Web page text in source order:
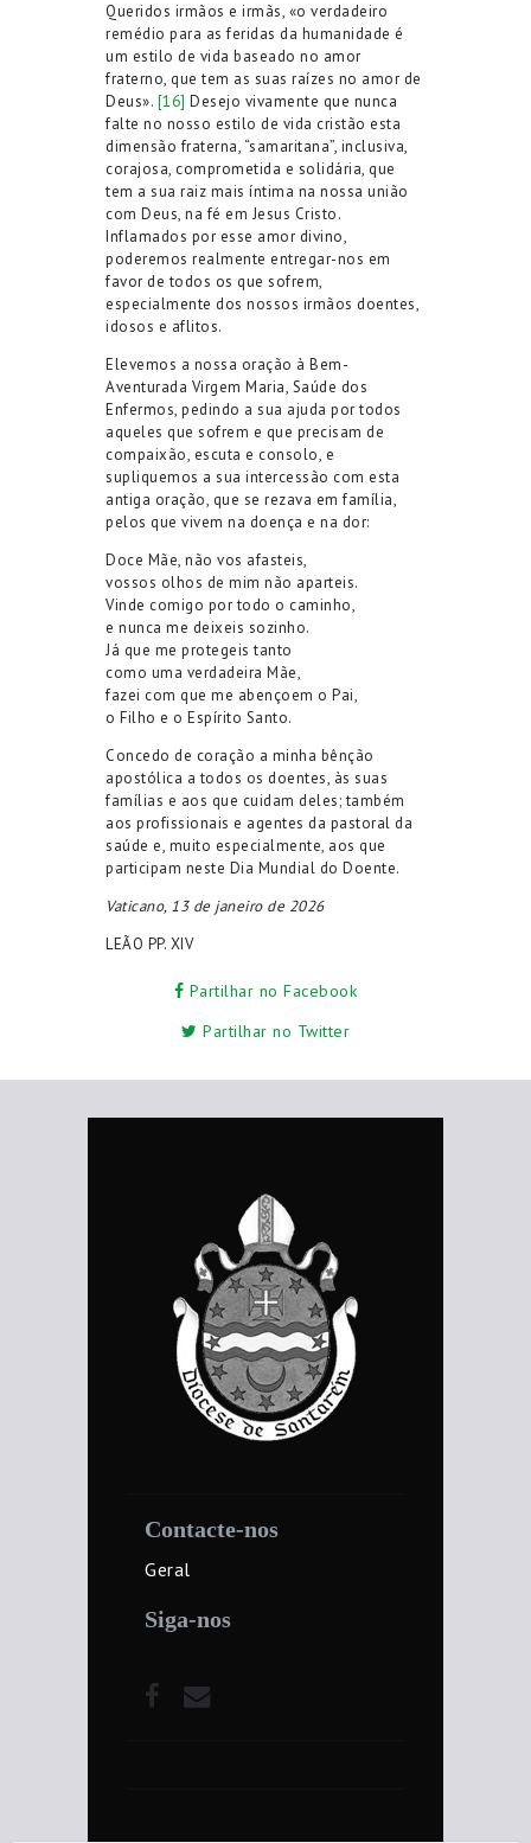
Queridos irmãos e irmãs, «o verdadeiro
remédio para as feridas da humanidade é
um estilo de vida baseado no amor
fraterno, que tem as suas raízes no amor de
Deus». [16] Desejo vivamente que nunca
falte no nosso estilo de vida cristão esta
dimensão fraterna, “samaritana”, inclusiva,
corajosa, comprometida e solidária, que
tem a sua raiz mais íntima na nossa união
com Deus, na fé em Jesus Cristo.
Inflamados por esse amor divino,
poderemos realmente entregar-nos em
favor de todos os que sofrem,
especialmente dos nossos irmãos doentes,
idosos e aflitos.
Elevemos a nossa oração à Bem-
Aventurada Virgem Maria, Saúde dos
Enfermos, pedindo a sua ajuda por todos
aqueles que sofrem e que precisam de
compaixão, escuta e consolo, e
supliquemos a sua intercessão com esta
antiga oração, que se rezava em família,
pelos que vivem na doença e na dor:
Doce Mãe, não vos afasteis,
vossos olhos de mim não aparteis.
Vinde comigo por todo o caminho,
e nunca me deixeis sozinho.
Já que me protegeis tanto
como uma verdadeira Mãe,
fazei com que me abençoem o Pai,
o Filho e o Espírito Santo.
Concedo de coração a minha bênção
apostólica a todos os doentes, às suas
famílias e aos que cuidam deles; também
aos profissionais e agentes da pastoral da
saúde e, muito especialmente, aos que
participam neste Dia Mundial do Doente.
Vaticano, 13 de janeiro de 2026
LEÃO PP. XIV
Partilhar no Facebook
Partilhar no Twitter
Contacte-nos
Geral
Siga-nos